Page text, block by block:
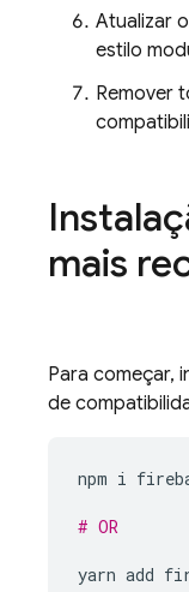
Atualizar
estilo
Remover
mais
Para começar,
de
npm i
# OR
yarn add